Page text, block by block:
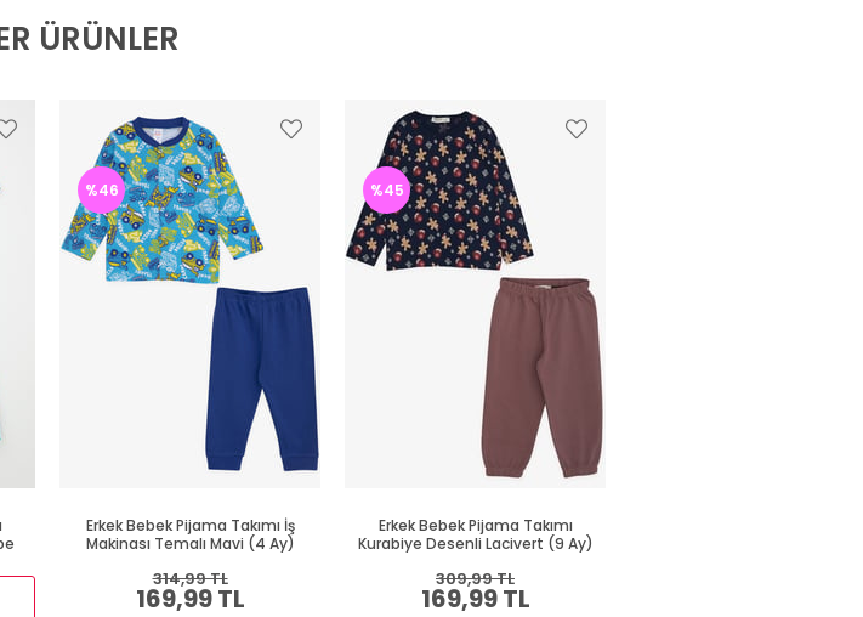
ÜRÜNLER
Erkek Bebek Pijama Takımı İş
Makinası Temalı Mavi (4 Ay)
169,99 TL
314,99 TL
%46
Erkek Bebek Pijama Takımı
Kurabiye Desenli Lacivert (9 Ay)
169,99 TL
309,99 TL
%45